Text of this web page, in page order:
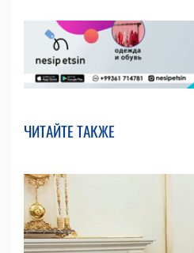
ЧИТАЙТЕ ТАКЖЕ